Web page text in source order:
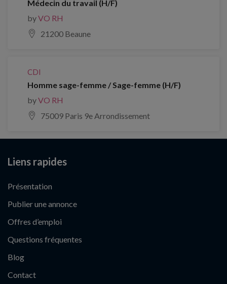
Médecin du travail (H/F)
byVO RH
21200 Beaune
CDI
Homme sage-femme / Sage-femme (H/F)
byVO RH
75009 Paris 9e Arrondissement
Liens rapides
Présentation
Publier une annonce
Offres d’emploi
Questions fréquentes
Blog
Contact